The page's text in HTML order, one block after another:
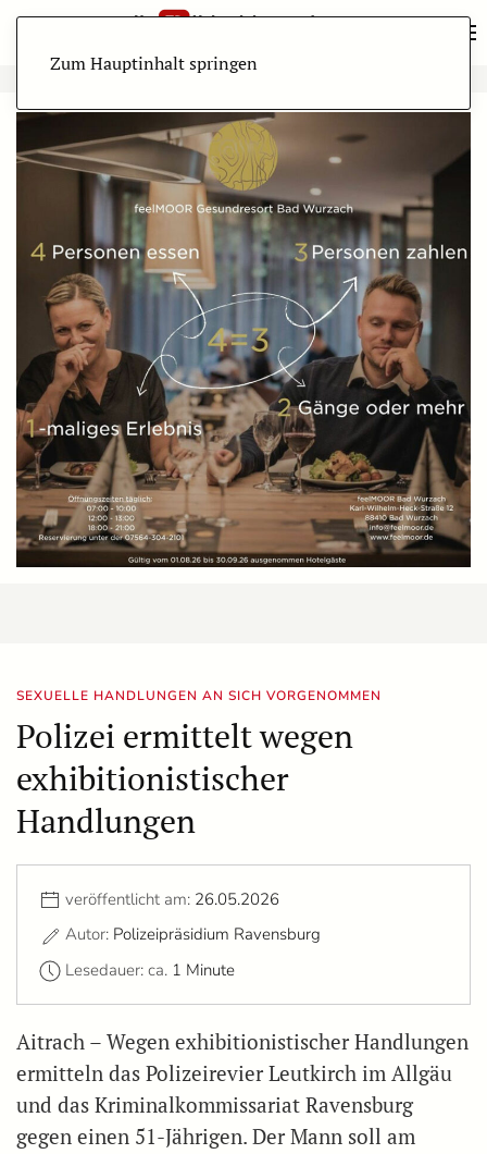
Zum Hauptinhalt springen
SEXUELLE HANDLUNGEN AN SICH VORGENOMMEN
Polizei ermittelt wegen
exhibitionistischer
Handlungen
veröffentlicht am: 26.05.2026
Autor: Polizeipräsidium Ravensburg
Lesedauer: ca. 1 Minute
Aitrach – Wegen exhibitionistischer Handlungen
ermitteln das Polizeirevier Leutkirch im Allgäu
und das Kriminalkommissariat Ravensburg
gegen einen 51-Jährigen. Der Mann soll am